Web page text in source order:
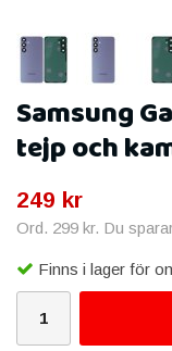
Samsung
tejp och
249 kr
Ord. 299 kr. Du
Finns i lager för